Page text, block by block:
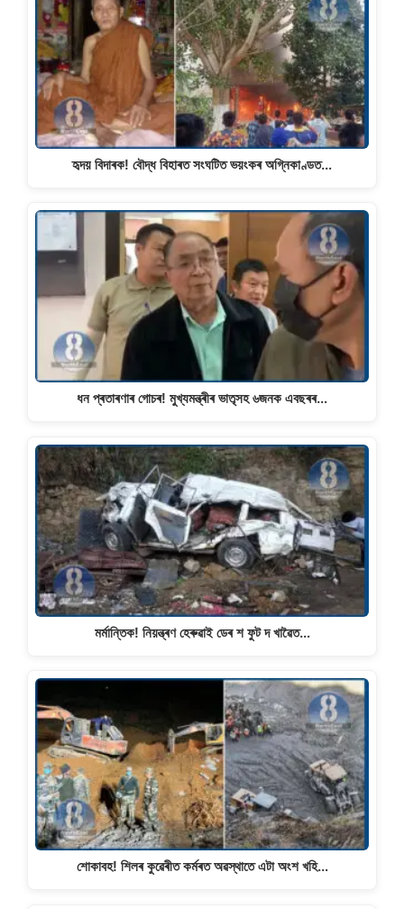
হৃদয় বিদাৰক! বৌদ্ধ বিহাৰত সংঘটিত ভয়ংকৰ অগ্নিকাণ্ডত…
ধন প্ৰতাৰণাৰ গোচৰ! মুখ্যমন্ত্ৰীৰ ভাতৃসহ ৬জনক এবছৰৰ…
মৰ্মান্তিক! নিয়ন্ত্ৰণ হেৰুৱাই ডেৰ শ ফুট দ খাৱৈত…
শোকাবহ! শিলৰ কুৱেৰীত কৰ্মৰত অৱস্থাতে এটা অংশ খহি…